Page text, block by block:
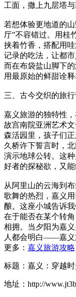
工面，撒上九层塔
若想体验更地道的
厅”不容错过。用桂
挟着竹香，搭配用
记录的吃法，让都
而在布袋盐山脚下
用最原始的鲜甜诠释
三、古今交织的旅
嘉义旅游的独特性
故宫南院亚洲艺术
森活园里，孩子们
久桥许下誓言时，
演示地球公转。这
好者的探秘欲，又
从阿里山的云海到
歌舞的热烈，嘉义
酿。这座小城告诉
在于能否在某个转
相拥。当夕阳为嘉
人都会明白——嘉义
更多： 嘉义旅游攻略
标题：嘉义：穿越
地址：http://